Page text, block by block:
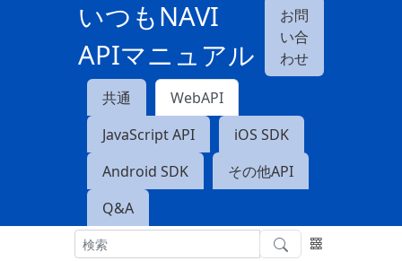
いつもNAVI
APIマニュアル
お問
い合
わせ
共通
WebAPI
JavaScript API
iOS SDK
Android SDK
その他API
Q&A